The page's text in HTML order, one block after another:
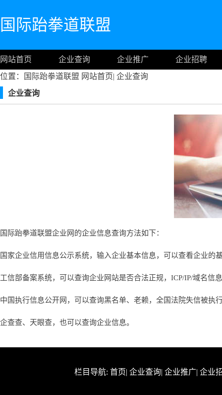
国际跆拳道联盟
网站首页 企业查询 企业推广
企业招聘
位置：国际跆拳道联盟 网站首页| 企业查询
企业查询
国际跆拳道联盟企业网的企业信息查询方法如下：
国家企业信用信息公示系统，输入企业基本信息，可以查看企业的
工信部备案系统，可以查询企业网站是否合法正规，ICP/IP/域名信
中国执行信息公开网，可以查询黑名单、老赖，全国法院失信被执
企查查、天眼查，也可以查询企业信息。
栏目导航: 首页| 企业查询| 企业推广| 企业